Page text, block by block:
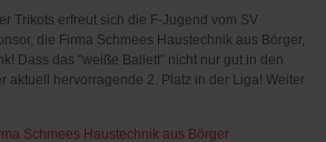
Trikots erfreut sich die F-Jugend vom SV
die Firma Schmees Haustechnik aus Börger,
Dass das "weiße Ballett" nicht nur gut in den
aktuell hervorragende 2. Platz in der Liga! Weiter